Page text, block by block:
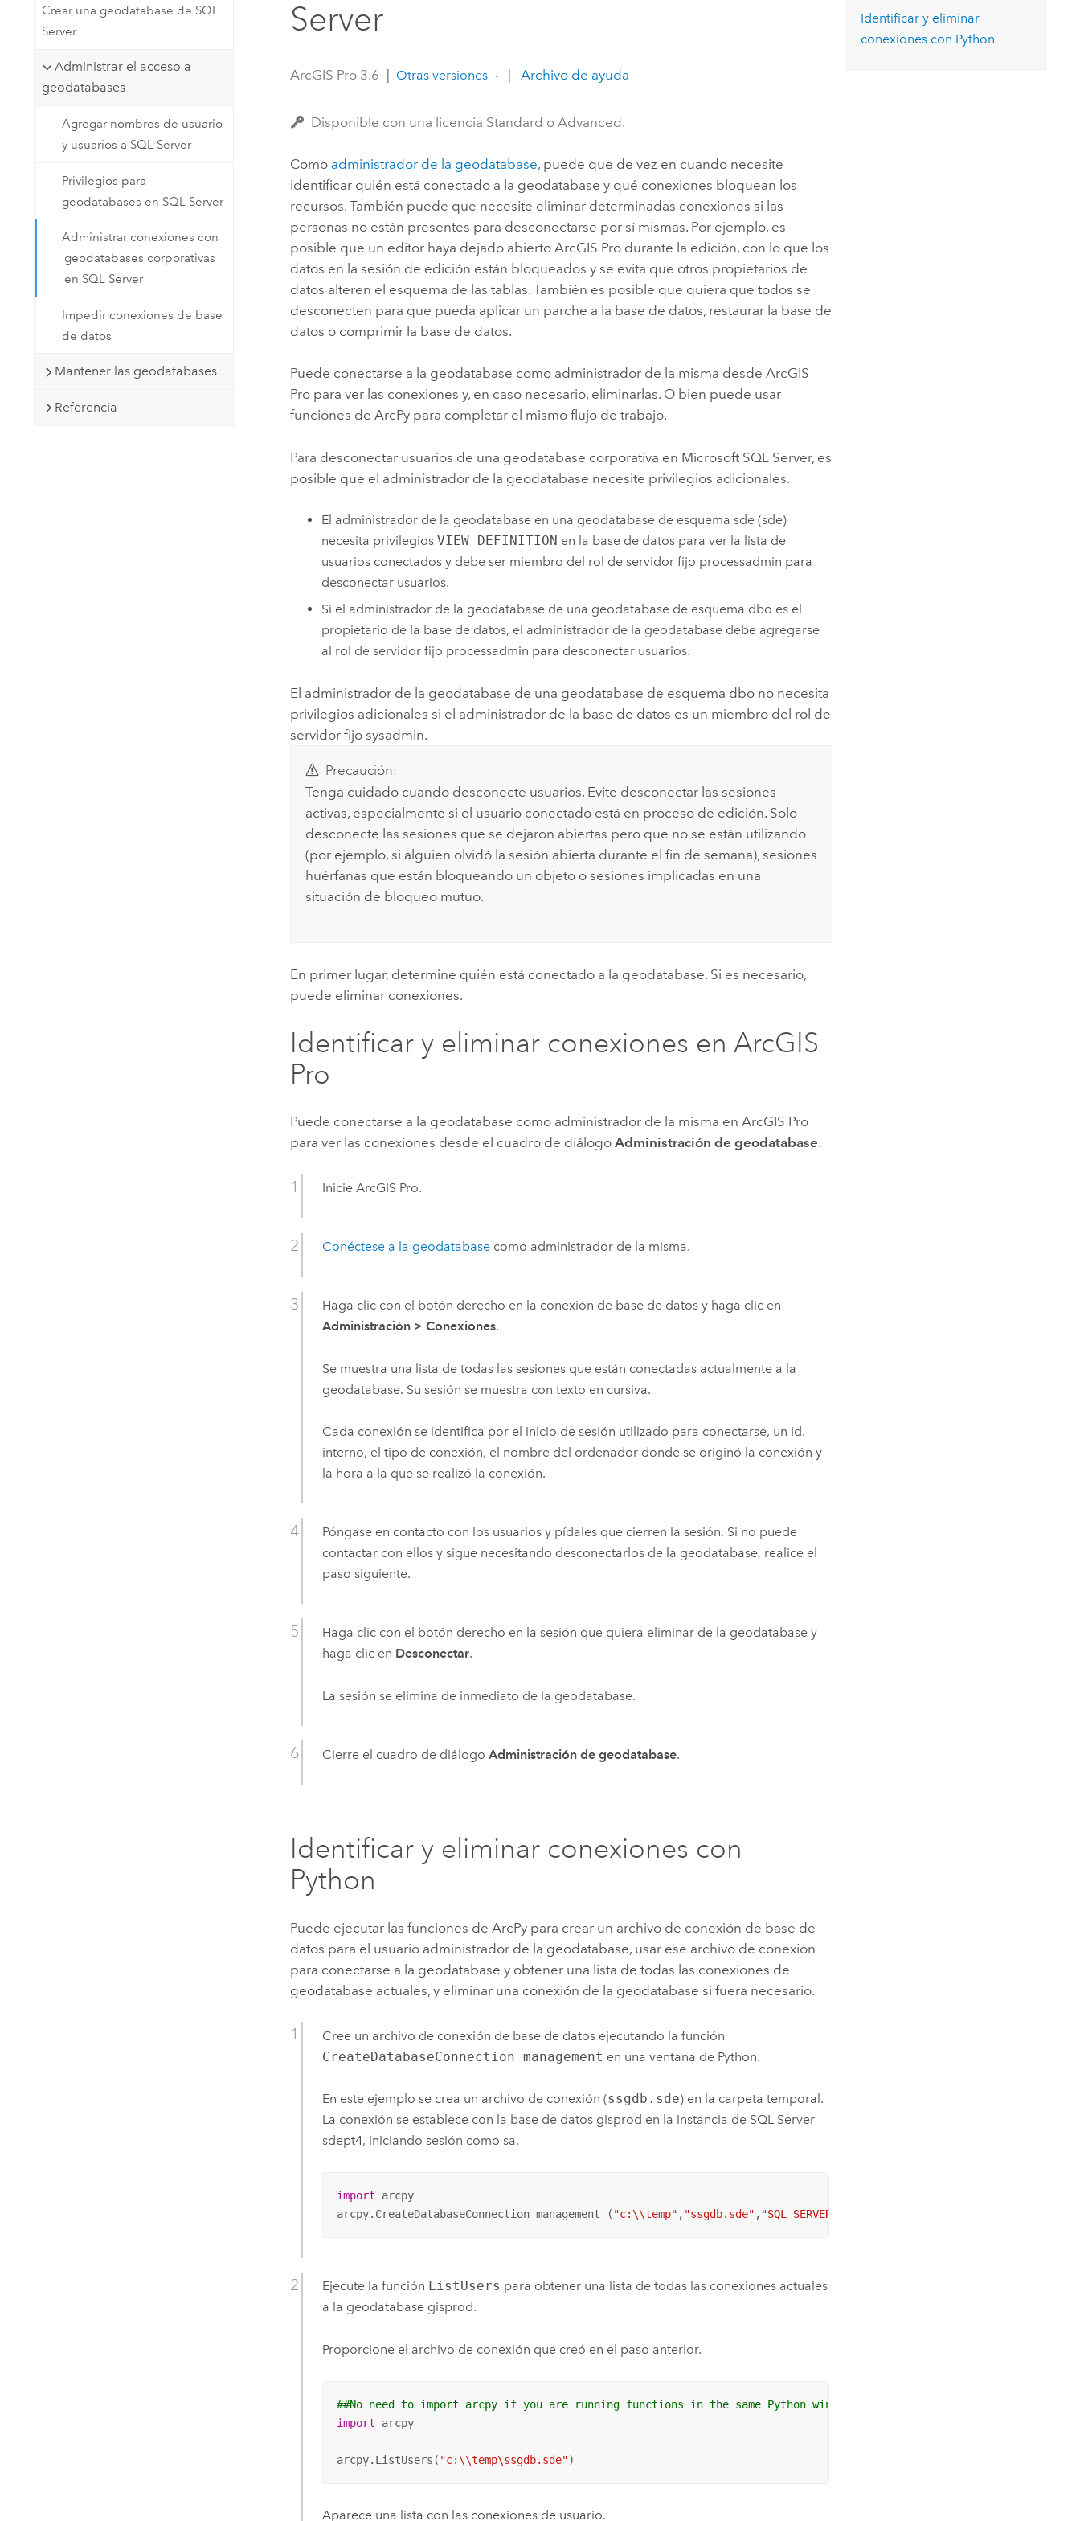
representación cartográfica y
análisis espacial
Todos los productos
Explorar ArcGIS Pro
Recursos Naturales
Todos los sectores
Leer la historia
Crear una geodatabase de SQL
Server
Administrar el acceso a
geodatabases
Agregar nombres de usuario
y usuarios a SQL Server
Privilegios para
geodatabases en SQL Server
Administrar conexiones con
geodatabases corporativas
en SQL Server
Impedir conexiones de base
de datos
Mantener las geodatabases
Referencia
Server
ArcGIS Pro 3.6 Otras versiones Archivo de ayuda
Disponible con una licencia Standard o Advanced.
Como administrador de la geodatabase, puede que de vez en cuando necesite
identificar quién está conectado a la geodatabase y qué conexiones bloquean los
recursos. También puede que necesite eliminar determinadas conexiones si las
personas no están presentes para desconectarse por sí mismas. Por ejemplo, es
posible que un editor haya dejado abiertoArcGIS Pro durante la edición, con lo que los
datos en la sesión de edición están bloqueados y se evita que otros propietarios de
datos alteren el esquema de las tablas. También es posible que quiera que todos se
desconecten para que pueda aplicar un parche a la base de datos, restaurar la base de
datos o comprimir la base de datos.
Puede conectarse a la geodatabase como administrador de la misma desdeArcGIS
Pro para ver las conexiones y, en caso necesario, eliminarlas. O bien puede usar
funciones deArcPy para completar el mismo flujo de trabajo.
Para desconectar usuarios de una geodatabase corporativa en Microsoft SQL Server, es
posible que el administrador de la geodatabase necesite privilegios adicionales.
El administrador de la geodatabase en una geodatabase de esquema sde (sde)
necesita privilegios VIEW DEFINITION en la base de datos para ver la lista de
usuarios conectados y debe ser miembro del rol de servidor fijo processadmin para
desconectar usuarios.
Si el administrador de la geodatabase de una geodatabase de esquema dbo es el
propietario de la base de datos, el administrador de la geodatabase debe agregarse
al rol de servidor fijo processadmin para desconectar usuarios.
El administrador de la geodatabase de una geodatabase de esquema dbo no necesita
privilegios adicionales si el administrador de la base de datos es un miembro del rol de
servidor fijo sysadmin.
Precaución:
Tenga cuidado cuando desconecte usuarios. Evite desconectar las sesiones
activas, especialmente si el usuario conectado está en proceso de edición. Solo
desconecte las sesiones que se dejaron abiertas pero que no se están utilizando
(por ejemplo, si alguien olvidó la sesión abierta durante el fin de semana), sesiones
huérfanas que están bloqueando un objeto o sesiones implicadas en una
situación de bloqueo mutuo.
En primer lugar, determine quién está conectado a la geodatabase. Si es necesario,
puede eliminar conexiones.
Identificar y eliminar conexiones en ArcGIS
Pro
Puede conectarse a la geodatabase como administrador de la misma enArcGIS Pro
para ver las conexiones desde el cuadro de diálogoAdministración de geodatabase.
InicieArcGIS Pro.
Conéctese a la geodatabase como administrador de la misma.
Haga clic con el botón derecho en la conexión de base de datos y haga clic en
Administración > Conexiones.
Se muestra una lista de todas las sesiones que están conectadas actualmente a la
geodatabase. Su sesión se muestra con texto en cursiva.
Cada conexión se identifica por el inicio de sesión utilizado para conectarse, un Id.
interno, el tipo de conexión, el nombre del ordenador donde se originó la conexión y
la hora a la que se realizó la conexión.
Póngase en contacto con los usuarios y pídales que cierren la sesión. Si no puede
contactar con ellos y sigue necesitando desconectarlos de la geodatabase, realice el
paso siguiente.
Haga clic con el botón derecho en la sesión que quiera eliminar de la geodatabase y
haga clic en Desconectar.
La sesión se elimina de inmediato de la geodatabase.
Cierre el cuadro de diálogoAdministración de geodatabase.
Identificar y eliminar conexiones con
Python
Puede ejecutar las funciones deArcPy para crear un archivo de conexión de base de
datos para el usuario administrador de la geodatabase, usar ese archivo de conexión
para conectarse a la geodatabase y obtener una lista de todas las conexiones de
geodatabase actuales, y eliminar una conexión de la geodatabase si fuera necesario.
Cree un archivo de conexión de base de datos ejecutando la función
CreateDatabaseConnection_management en una ventana de Python.
En este ejemplo se crea un archivo de conexión (ssgdb.sde) en la carpeta temporal.
La conexión se establece con la base de datos gisprod en la instancia de SQL Server
sdept4, iniciando sesión como sa.
import arcpy
arcpy.CreateDatabaseConnection_management ( "c:\\temp" , "ssgdb.sde" , "SQL_SERVER"
Ejecute la función ListUsers para obtener una lista de todas las conexiones actuales
a la geodatabase gisprod.
Proporcione el archivo de conexión que creó en el paso anterior.
##No need to import arcpy if you are running functions in the same Python window.
import arcpy
arcpy.ListUsers( "c:\\temp\ssgdb.sde")
Aparece una lista con las conexiones de usuario.
Identificar y eliminar
conexiones con Python